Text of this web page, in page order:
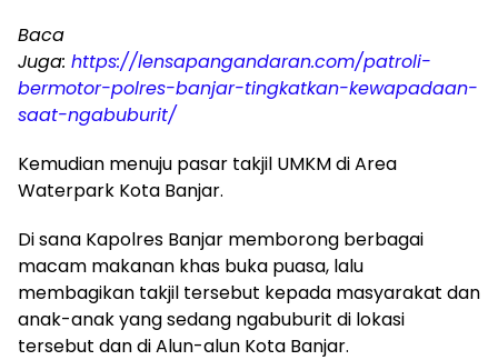
Baca
Juga: https://lensapangandaran.com/patroli-
bermotor-polres-banjar-tingkatkan-kewapadaan-
saat-ngabuburit/
Kemudian menuju pasar takjil UMKM di Area
Waterpark Kota Banjar.
Di sana Kapolres Banjar memborong berbagai
macam makanan khas buka puasa, lalu
membagikan takjil tersebut kepada masyarakat dan
anak-anak yang sedang ngabuburit di lokasi
tersebut dan di Alun-alun Kota Banjar.